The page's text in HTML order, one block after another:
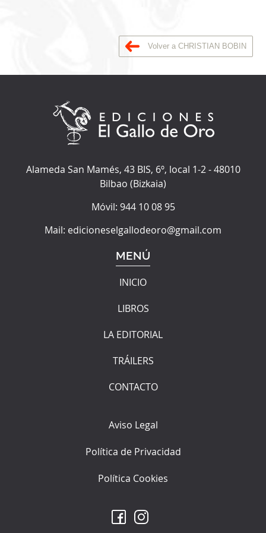
Volver a CHRISTIAN BOBIN
Alameda San Mamés, 43 BIS, 6º, local 1-2-48010
Bilbao (Bizkaia)
Móvil: 944 10 08 95
Mail: edicioneselgallodeoro@gmail.com
MENÚ
INICIO
LIBROS
LA EDITORIAL
TRÁILERS
CONTACTO
Aviso Legal
Política de Privacidad
Política Cookies